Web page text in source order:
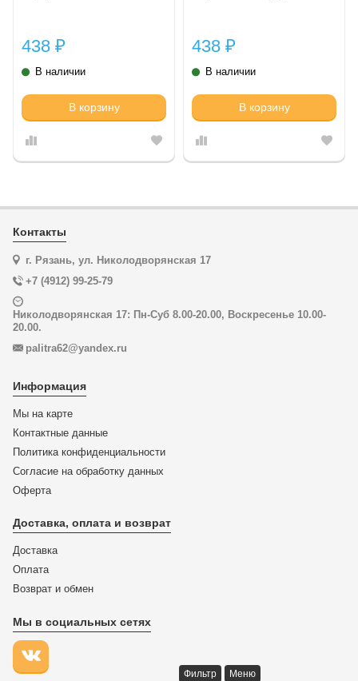
438 ₽
В наличии
В корзину
438 ₽
В наличии
В корзину
Контакты
г. Рязань, ул. Николодворянская 17
+7 (4912) 99-25-79
Николодворянская 17: Пн-Суб 8.00-20.00, Воскресенье 10.00-
20.00.
palitra62@yandex.ru
Информация
Мы на карте
Контактные данные
Политика конфиденциальности
Согласие на обработку данных
Оферта
Доставка, оплата и возврат
Доставка
Оплата
Возврат и обмен
Мы в социальных сетях
Фильтр Меню